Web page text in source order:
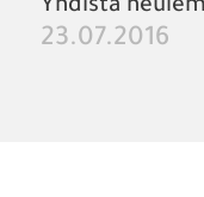
Yhdistä
23.07.2016